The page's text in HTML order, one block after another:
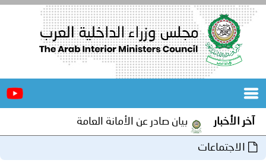
الرئيسية
آخر الأخباربيان صادر عن الأمانة العامة لمجلس وزراء الداخلية العرب
الاجتماعات